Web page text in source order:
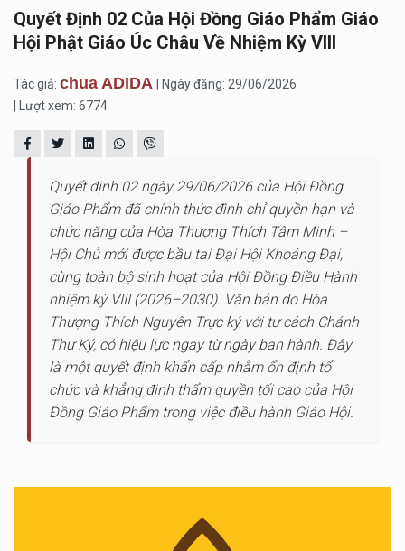
Quyết Định 02 Của Hội Đồng Giáo Phẩm Giáo
Hội Phật Giáo Úc Châu Về Nhiệm Kỳ VIII
Tác giả: chua ADIDA
| Ngày đăng: 29/06/2026
| Lượt xem: 6774
Quyết định 02 ngày 29/06/2026 của Hội Đồng
Giáo Phẩm đã chính thức đình chỉ quyền hạn và
chức năng của Hòa Thượng Thích Tâm Minh –
Hội Chủ mới được bầu tại Đại Hội Khoáng Đại,
cùng toàn bộ sinh hoạt của Hội Đồng Điều Hành
nhiệm kỳ VIII (2026–2030). Văn bản do Hòa
Thượng Thích Nguyên Trực ký với tư cách Chánh
Thư Ký, có hiệu lực ngay từ ngày ban hành. Đây
là một quyết định khẩn cấp nhằm ổn định tổ
chức và khẳng định thẩm quyền tối cao của Hội
Đồng Giáo Phẩm trong việc điều hành Giáo Hội.